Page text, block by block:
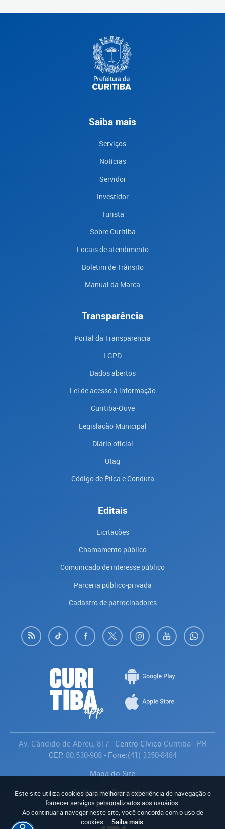
Saiba mais
Serviços
Notícias
Servidor
Investidor
Turista
Sobre Curitiba
Locais de atendimento
Boletim de Trânsito
Manual da Marca
Transparência
Portal da Transparencia
LGPD
Dados abertos
Lei de acesso à informação
Curitiba-Ouve
Legislação Municipal
Diário oficial
Utag
Código de Ética e Conduta
Editais
Licitações
Chamamento público
Comunicado de interesse público
Parceria público-privada
Cadastro de patrocinadores
Av. Cândido de Abreu, 817- Centro Cívico Curitiba - PR
CEP: 80.530-908- Fone:(41) 3350-8484
Mapa do Site
Política de Privacidade
Avaliar
Este site utiliza cookies para melhorar a experiência de navegação e
fornecer serviços personalizados aos usuários.
Ao continuar a navegar neste site, você concorda com o uso de
cookies.
Saiba mais.